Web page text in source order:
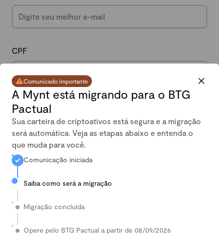
CPF
Data de nascimento
Celular
Comunicado importante
A Mynt está migrando para o BTG
Pactual
Sua carteira de criptoativos está segura e a migração
será automática. Veja as etapas abaixo e entenda o
que muda para você.
Comunicação iniciada
Saiba como será a migração
Migração concluída
Opere pelo BTG Pactual a partir de 08/09/2026